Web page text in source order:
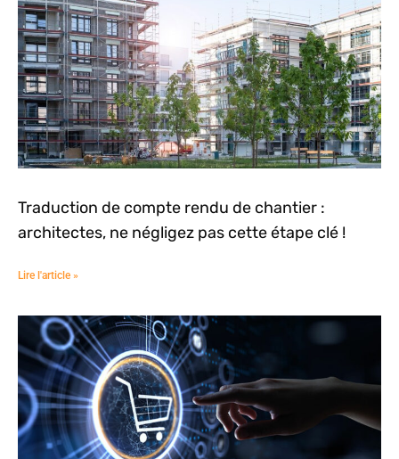
Traduction de compte rendu de chantier :
architectes, ne négligez pas cette étape clé !
Lire l'article »